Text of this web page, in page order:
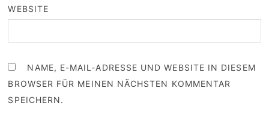
WEBSITE
NAME, E-MAIL-ADRESSE UND WEBSITE IN DIESEM
BROWSER FÜR MEINEN NÄCHSTEN KOMMENTAR
SPEICHERN.